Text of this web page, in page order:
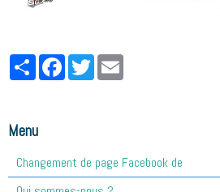
PartagerFacebookTwitter
Menu
Changement de page Facebook de